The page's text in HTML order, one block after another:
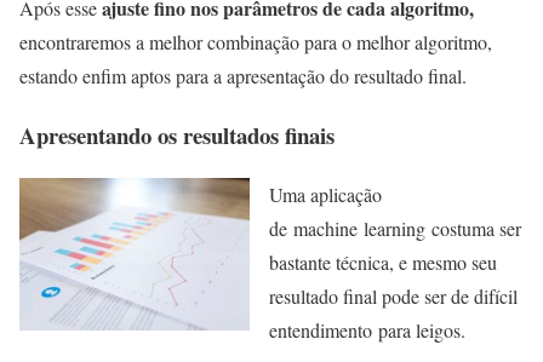
Após esseajuste fino nos parâmetros de cada algoritmo,
encontraremos a melhor combinação para o melhor algoritmo,
estando enfim aptos para a apresentação do resultado final.
Apresentando os resultados finais
Uma aplicação
de machine learning costuma ser
bastante técnica, e mesmo seu
resultado final pode ser de difícil
entendimento para leigos.